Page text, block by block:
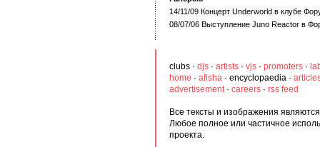
14/11/09 Концерт Underworld в клубе
08/07/06 Выступление Juno Reactor в
clubs · djs · artists · vjs · promoters ·
home · afisha · encyclopaedia ·
advertisement· careers · rss feed
Все тексты и изображения
Любое полное или частичное
проекта.